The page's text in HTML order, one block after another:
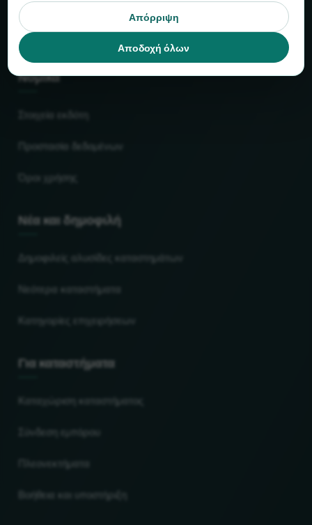
Στοιχεία και αριθμοί
Συνεργάτες
Νομικά
Στοιχεία εκδότη
Προστασία δεδομένων
Όροι χρήσης
Νέα και δημοφιλή
Δημοφιλείς αλυσίδες καταστημάτων
Νεότερα καταστήματα
Κατηγορίες επιχειρήσεων
Για καταστήματα
Καταχώριση καταστήματος
Πλεονεκτήματα
Βοήθεια και υποστήριξη
Απόρριψη
Αποδοχή όλων